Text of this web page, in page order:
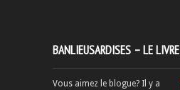
BANLIEUSARDISES – LE LIVRE
Vous aimez le blogue? Il y a